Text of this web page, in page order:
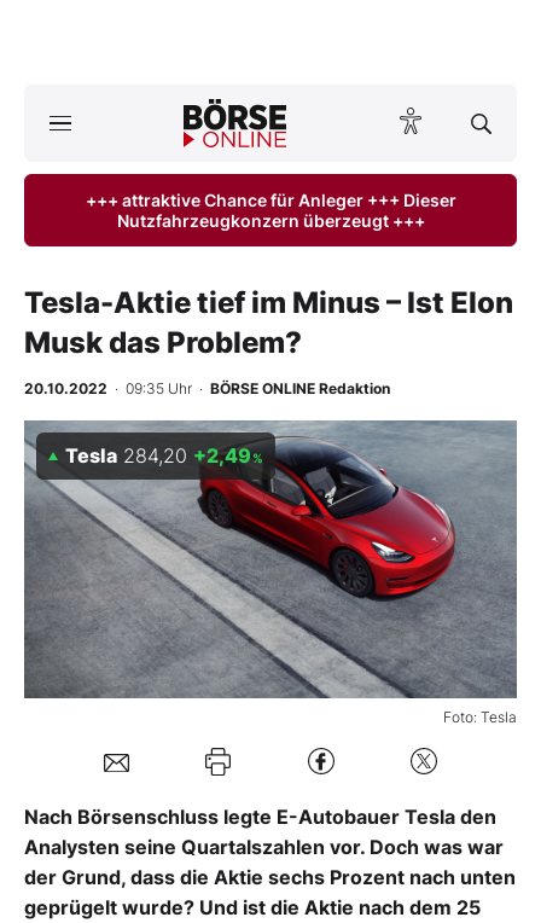
ktuelle Ausgabe BÖRSE ONLINE lesen
Anlageprodukte
Finanz-Check
BO-Musterdepots
Experten
Mein B:O
Mein Konto
Folgen Sie uns
Kontakt
+++ attraktive Chance für Anleger +++ Dieser
Nutzfahrzeugkonzern überzeugt +++
Tesla-Aktie tief im Minus – Ist Elon
Musk das Problem?
20.10.2022 · 09:35 Uhr · BÖRSE ONLINE Redaktion
Foto: Tesla
Tesla 284,20 +2,49%
Nach Börsenschluss legte E-Autobauer Tesla den
Analysten seine Quartalszahlen vor. Doch was war
der Grund, dass die Aktie sechs Prozent nach unten
geprügelt wurde? Und ist die Aktie nach dem 25